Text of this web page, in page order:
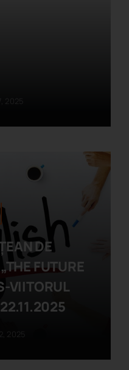
DE
FUTURE
VIITORUL
2025